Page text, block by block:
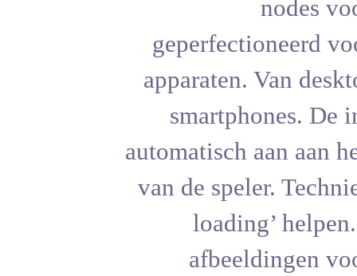
van de